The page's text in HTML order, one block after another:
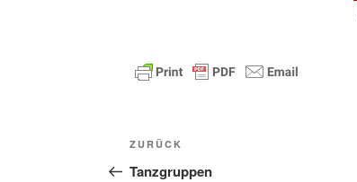
Beitragsnavigation
Vorheriger
Beitrag
ZURÜCK
Tanzgruppen